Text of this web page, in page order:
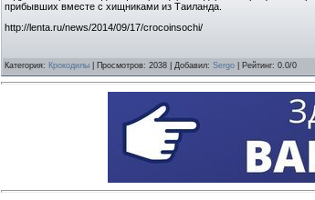
прибывших вместе с хищниками из Таиланда.
http://lenta.ru/news/2014/09/17/crocoinsochi/
Категория: Крокодилы Просмотров: 2038 | Добавил: Sergo Рейтинг: 0.0/0